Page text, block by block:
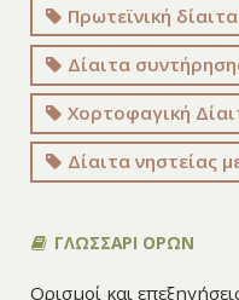
Πρωτεϊνική
Δίαιτα
Χορτοφαγική
Δίαιτα νηστείας
ΓΛΩΣΣΑΡΙ ΟΡΩΝ
Ορισμοί και